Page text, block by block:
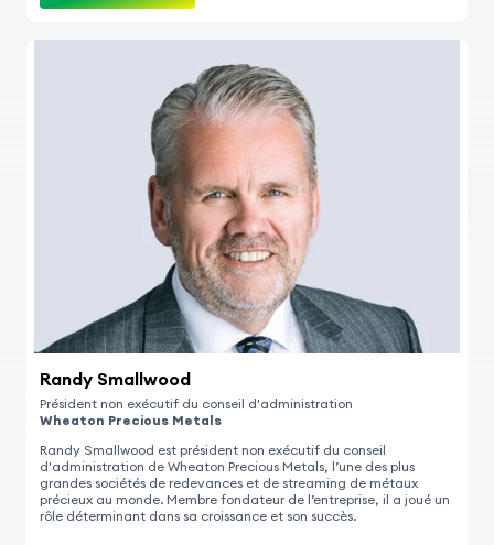
Randy Smallwood
Président non exécutif du conseil d'administration
Wheaton Precious Metals
Randy Smallwood est président non exécutif du conseil
d'administration de Wheaton Precious Metals, l’une des plus
grandes sociétés de redevances et de streaming de métaux
précieux au monde. Membre fondateur de l’entreprise, il a joué un
rôle déterminant dans sa croissance et son succès.